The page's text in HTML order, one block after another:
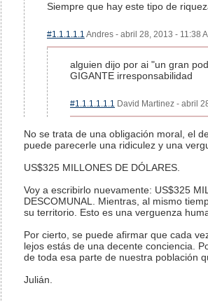
Siempre que hay este tipo de
#1.1.1.1.1 Andres - abril 28, 2013 - 11:38
alguien dijo por ai "un gran
GIGANTE irresponsabilidad
#1.1.1.1.1.1 David Martinez - abril
No se trata de una obligación moral, el
puede parecerle una ridiculez y una
US$325 MILLONES DE DÓLARES.
Voy a escribirlo nuevamente: US$325
DESCOMUNAL. Mientras, al mismo
su territorio. Esto es una verguenza
Por cierto, se puede afirmar que cada
lejos estás de una decente conciencia.
de toda esa parte de nuestra población
Julián.